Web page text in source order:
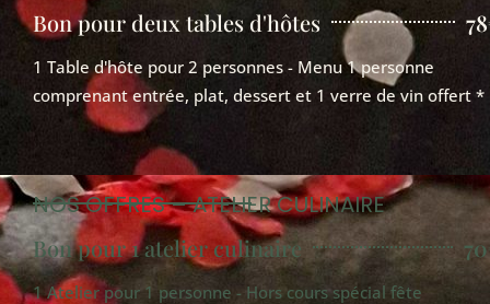
Bon pour deux tables d'hôtes
1 Table d'hôte pour 2 personnes - Menu 1 personne
comprenant entrée, plat, dessert et 1 verre de vin offert *
NOS OFFRES – ATELIER CULINAIRE
Bon pour 1 atelier culinaire
1 Atelier pour 1 personne - Hors cours spécial fête